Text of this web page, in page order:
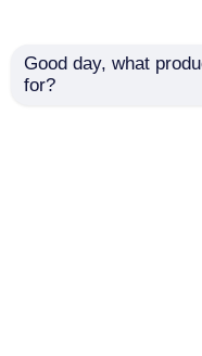
Good day, what
for?